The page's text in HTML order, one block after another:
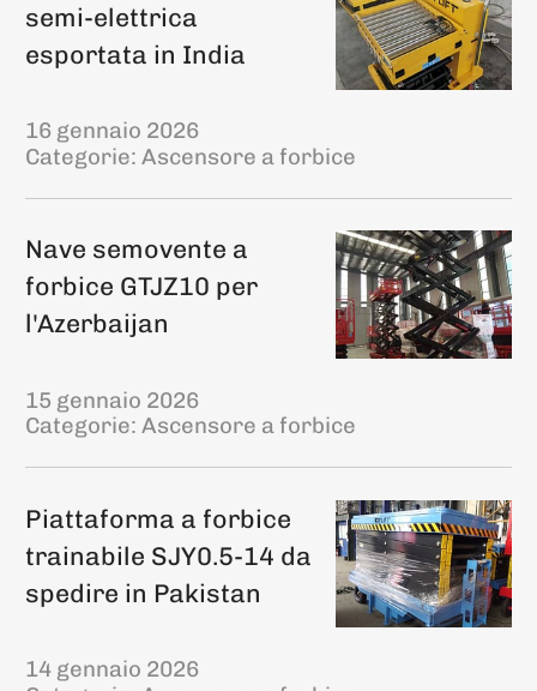
semi-elettrica
esportata in India
16 gennaio 2026
Categorie:Ascensore a forbice
Nave semovente a
forbice GTJZ10 per
l'Azerbaijan
15 gennaio 2026
Categorie:Ascensore a forbice
Piattaforma a forbice
trainabile SJY0.5-14 da
spedire in Pakistan
14 gennaio 2026